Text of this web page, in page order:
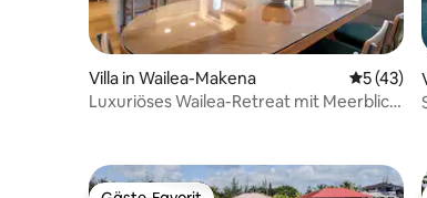
Villa in Wailea-Makena
5 (43)
Luxuriöses Wailea-Retreat mit Meerblick